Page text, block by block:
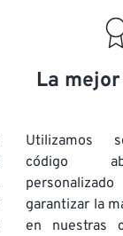
La
Utilizamos
código
garantizar la
en nuestras